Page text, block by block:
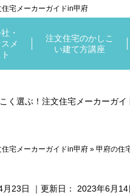
宅メーカーガイドin甲府
・
メ
注文住宅のかしこ
い建て方講座
宅メーカーガイドin甲府 » 甲府の住
月23日 ｜更新日： 2023年6月14